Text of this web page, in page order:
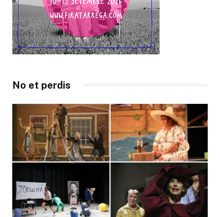
No et perdis